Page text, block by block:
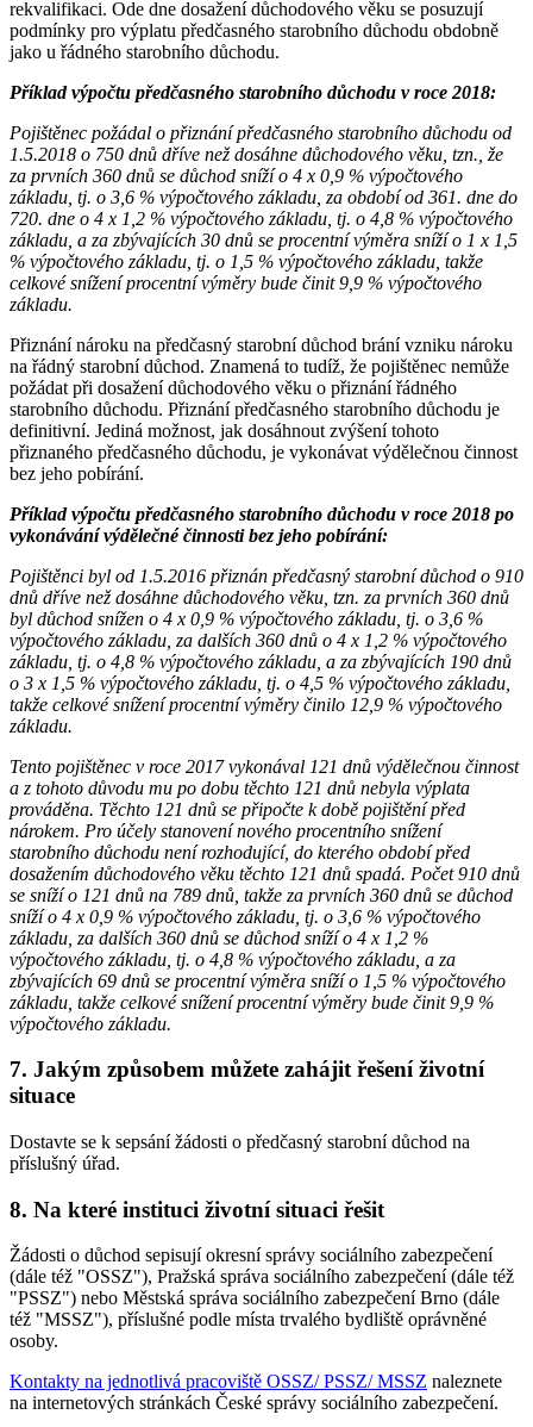
rekvalifikaci. Ode dne dosažení důchodového věku se posuzují
podmínky pro výplatu předčasného starobního důchodu obdobně
jako u řádného starobního důchodu.
Příklad výpočtu předčasného starobního důchodu v roce 2018:
Pojištěnec požádal o přiznání předčasného starobního důchodu od
1.5.2018 o 750 dnů dříve než dosáhne důchodového věku, tzn., že
za prvních 360 dnů se důchod sníží o 4 x 0,9 % výpočtového
základu, tj. o 3,6 % výpočtového základu, za období od 361. dne do
720. dne o 4 x 1,2 % výpočtového základu, tj. o 4,8 % výpočtového
základu, a za zbývajících 30 dnů se procentní výměra sníží o 1 x 1,5
% výpočtového základu, tj. o 1,5 % výpočtového základu, takže
celkové snížení procentní výměry bude činit 9,9 % výpočtového
základu.
Přiznání nároku na předčasný starobní důchod brání vzniku nároku
na řádný starobní důchod. Znamená to tudíž, že pojištěnec nemůže
požádat při dosažení důchodového věku o přiznání řádného
starobního důchodu. Přiznání předčasného starobního důchodu je
definitivní. Jediná možnost, jak dosáhnout zvýšení tohoto
přiznaného předčasného důchodu, je vykonávat výdělečnou činnost
bez jeho pobírání.
Příklad výpočtu předčasného starobního důchodu v roce 2018 po
vykonávání výdělečné činnosti bez jeho pobírání:
Pojištěnci byl od 1.5.2016 přiznán předčasný starobní důchod o 910
dnů dříve než dosáhne důchodového věku, tzn. za prvních 360 dnů
byl důchod snížen o 4 x 0,9 % výpočtového základu, tj. o 3,6 %
výpočtového základu, za dalších 360 dnů o 4 x 1,2 % výpočtového
základu, tj. o 4,8 % výpočtového základu, a za zbývajících 190 dnů
o 3 x 1,5 % výpočtového základu, tj. o 4,5 % výpočtového základu,
takže celkové snížení procentní výměry činilo 12,9 % výpočtového
základu.
Tento pojištěnec v roce 2017 vykonával 121 dnů výdělečnou činnost
a z tohoto důvodu mu po dobu těchto 121 dnů nebyla výplata
prováděna. Těchto 121 dnů se připočte k době pojištění před
nárokem. Pro účely stanovení nového procentního snížení
starobního důchodu není rozhodující, do kterého období před
dosažením důchodového věku těchto 121 dnů spadá. Počet 910 dnů
se sníží o 121 dnů na 789 dnů, takže za prvních 360 dnů se důchod
sníží o 4 x 0,9 % výpočtového základu, tj. o 3,6 % výpočtového
základu, za dalších 360 dnů se důchod sníží o 4 x 1,2 %
výpočtového základu, tj. o 4,8 % výpočtového základu, a za
zbývajících 69 dnů se procentní výměra sníží o 1,5 % výpočtového
základu, takže celkové snížení procentní výměry bude činit 9,9 %
výpočtového základu.
7. Jakým způsobem můžete zahájit řešení životní
situace
Dostavte se k sepsání žádosti o předčasný starobní důchod na
příslušný úřad.
8. Na které instituci životní situaci řešit
Žádosti o důchod sepisují okresní správy sociálního zabezpečení
(dále též "OSSZ"), Pražská správa sociálního zabezpečení (dále též
"PSSZ") nebo Městská správa sociálního zabezpečení Brno (dále
též "MSSZ"), příslušné podle místa trvalého bydliště oprávněné
osoby.
Kontakty na jednotlivá pracoviště OSSZ/ PSSZ/ MSSZ naleznete
na internetových stránkách České správy sociálního zabezpečení.